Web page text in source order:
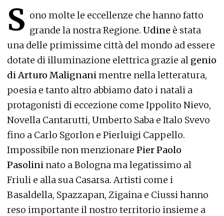
S ono molte le eccellenze che hanno fatto
grande la nostra Regione. Udine è stata
una delle primissime città del mondo ad essere
dotate di illuminazione elettrica grazie al genio
di Arturo Malignani mentre nella letteratura,
poesia e tanto altro abbiamo dato i natali a
protagonisti di eccezione come Ippolito Nievo,
Novella Cantarutti, Umberto Saba e Italo Svevo
fino a Carlo Sgorlon e Pierluigi Cappello.
Impossibile non menzionare Pier Paolo
Pasolini nato a Bologna ma legatissimo al
Friuli e alla sua Casarsa. Artisti come i
Basaldella, Spazzapan, Zigaina e Ciussi hanno
reso importante il nostro territorio insieme a